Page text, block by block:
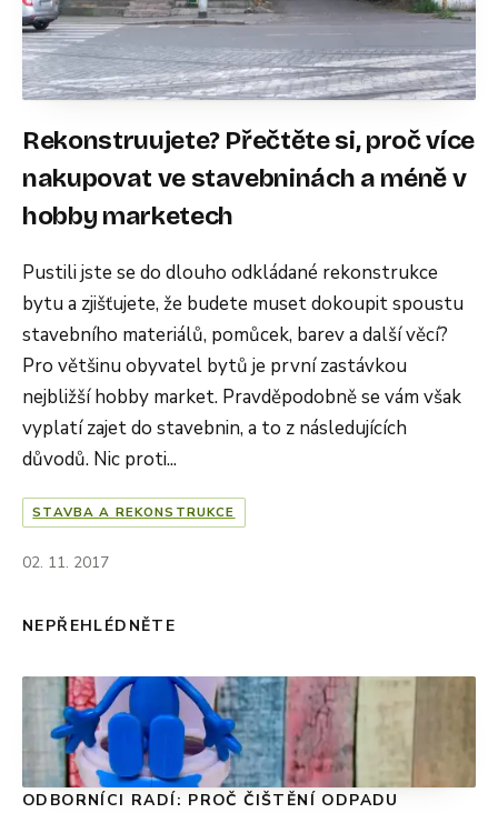
Rekonstruujete? Přečtěte si, proč více
nakupovat ve stavebninách a méně v
hobby marketech
Pustili jste se do dlouho odkládané rekonstrukce
bytu a zjišťujete, že budete muset dokoupit spoustu
stavebního materiálů, pomůcek, barev a další věcí?
Pro většinu obyvatel bytů je první zastávkou
nejbližší hobby market. Pravděpodobně se vám však
vyplatí zajet do stavebnin, a to z následujících
důvodů. Nic proti...
STAVBA A REKONSTRUKCE
02. 11. 2017
NEPŘEHLÉDNĚTE
ODBORNÍCI RADÍ: PROČ ČIŠTĚNÍ ODPADU